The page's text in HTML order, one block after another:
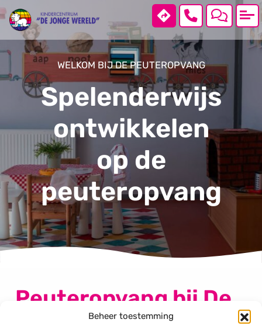
Beheer toestemming
Home
Locaties
Over ons
Warme maaltijd
Contact
WELKOM BIJ DE PEUTEROPVANG
Spelenderwijs
ontwikkelen
op de
peuteropvang
Peuteropvang bij De
Jonge Wereld